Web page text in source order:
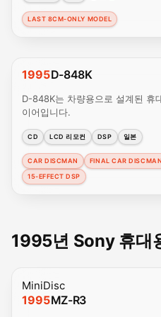
LAST 8CM-ONLY MODEL
1995D-848K
D-848K는 차량용으로 설계된 휴
이어입니다.
CD LCD 리모컨 DSP 일본
CAR DISCMAN
FINAL CAR DISCMAN
15-EFFECT DSP
1995년 Sony 휴대
MiniDisc
1995MZ-R3